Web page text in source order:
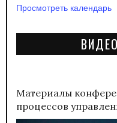
Просмотреть календарь
Материалы
процессов